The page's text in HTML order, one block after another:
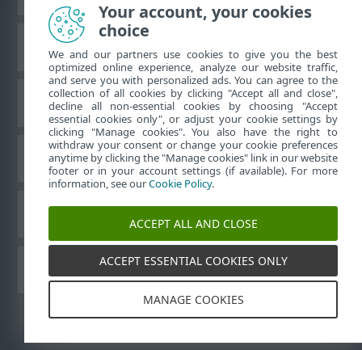
ESET-ova baza znanja
ESET-ov forum
Regionalna podrška
Drugi proizvodi tvrtke ESET
©1992-2026ESET, spol. s r.o. – Sva prava pridržana.
Your account, your cookies
choice
We and our partners use cookies to give you the best
optimized online experience, analyze our website traffic,
and serve you with personalized ads. You can agree to the
collection of all cookies by clicking "Accept all and close",
decline all non-essential cookies by choosing "Accept
essential cookies only", or adjust your cookie settings by
clicking "Manage cookies". You also have the right to
withdraw your consent or change your cookie preferences
anytime by clicking the "Manage cookies" link in our website
footer or in your account settings (if available). For more
information, see ourCookie Policy.
ACCEPT ALL AND CLOSE
ACCEPT ESSENTIAL COOKIES ONLY
MANAGE COOKIES